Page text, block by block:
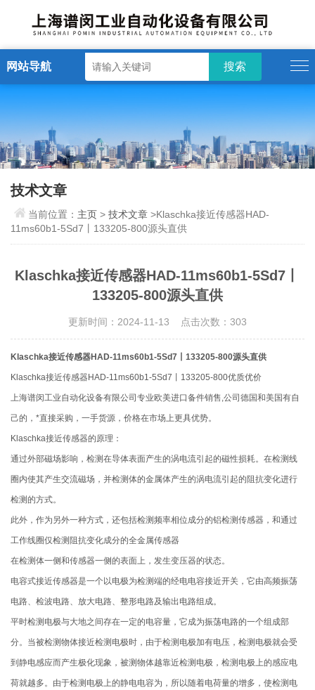
网站导航
技术文章
当前位置： 主页 >技术文章 >Klaschka接近传感器HAD-
11ms60b1-5Sd7丨133205-800源头直供
Klaschka接近传感器HAD-11ms60b1-5Sd7丨
133205-800源头直供
更新时间：2024-11-13 点击次数：303
Klaschka接近传感器HAD-11ms60b1-5Sd7丨133205-800源头直供
Klaschka接近传感器HAD-11ms60b1-5Sd7丨133205-800优质优价
上海谱闵工业自动化设备有限公司专业欧美进口备件销售,公司德国和美国有自
己的，*直接采购，一手货源，价格在市场上更具优势。
Klaschka接近传感器的原理：
通过外部磁场影响，检测在导体表面产生的涡电流引起的磁性损耗。在检测线
圈内使其产生交流磁场，并检测体的金属体产生的涡电流引起的阻抗变化进行
检测的方式。
此外，作为另外一种方式，还包括检测频率相位成分的铝检测传感器，和通过
工作线圈仅检测阻抗变化成分的全金属传感器
在检测体一侧和传感器一侧的表面上，发生变压器的状态。
电容式接近传感器是一个以电极为检测端的经电电容接近开关，它由高频振荡
电路、检波电路、放大电路、整形电路及输出电路组成。
平时检测电极与大地之间存在一定的电容量，它成为振荡电路的一个组成部
分。当被检测物体接近检测电极时，由于检测电极加有电压，检测电极就会受
到静电感应而产生极化现象，被测物体越靠近检测电极，检测电极上的感应电
荷就越多。由于检测电极上的静电电容为，所以随着电荷量的增多，使检测电